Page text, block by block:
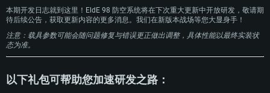
推荐配置
操作系统：Windows 10 / 11 (64位)
内存大小: 16 GB 或更高
推荐配置
操作系统：Mac OS Big Sur 11.0 或更新版本
内存大小：8 GB
硬盘空间: 22.1 GB (极简客户端)
推荐配置
操作系统：Ubuntu 20.04 64位
内存大小: 16 GB
本期开发日志就到这里！EldE 98 防空系统将在下次重大更新中开放研发，敬请期
待后续公告，获取更新内容的更多消息。我们在新版本战场等您大显身手！
注意：载具参数可能会随问题修复与错误更正做出调整，具体性能以最终实装状
态为准。
以下礼包可帮助您加速研发之路：